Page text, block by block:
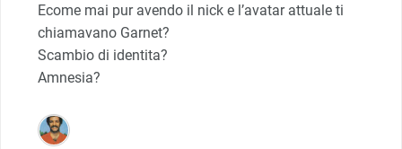
Ecome mai pur avendo il nick e l’avatar attuale ti
chiamavano Garnet?
Scambio di identita?
Amnesia?